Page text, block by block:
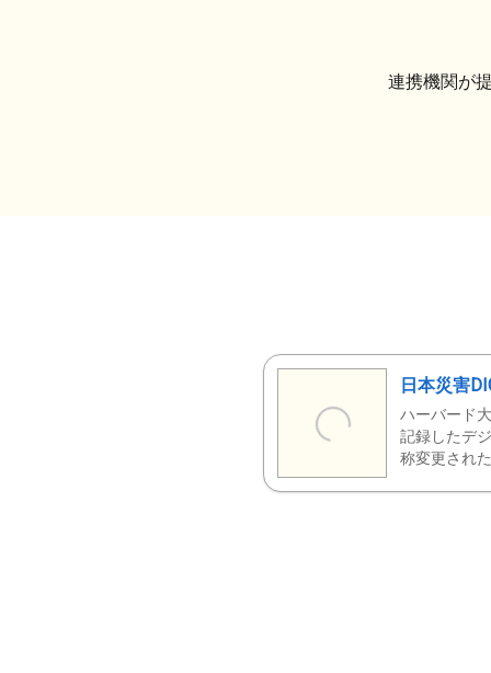
連携機関が
日本災害
ハーバード
記録したデ
称変更された